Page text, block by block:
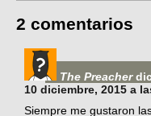
2 comentarios
The Preacher
10 diciembre, 2015 a
Siempre me gustaron